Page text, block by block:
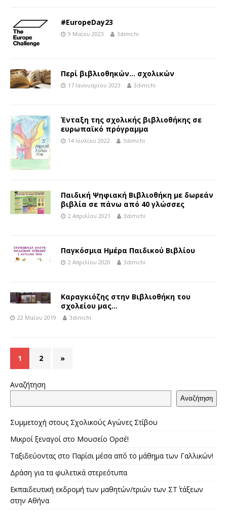
#EuropeDay23
9 Μαΐου 2023 3dimchi
Περί βιβλιοθηκών… σχολικών
17 Ιανουαρίου 2023 3dimchi
Ένταξη της σχολικής βιβλιοθήκης σε
ευρωπαϊκό πρόγραμμα
14 Ιουλίου 2022 3dimchi
Παιδική Ψηφιακή Βιβλιοθήκη με δωρεάν
βιβλία σε πάνω από 40 γλώσσες
2 Απριλίου 2021 3dimchi
Παγκόσμια Ημέρα Παιδικού Βιβλίου
2 Απριλίου 2020 3dimchi
Καραγκιόζης στην Βιβλιοθήκη του
σχολείου μας…
22 Μαΐου 2019 3dimchi
1 2 »
Αναζήτηση
Αναζήτηση
Συμμετοχή στους Σχολικούς Αγώνες Στίβου
Μικροί ξεναγοί στο Μουσείο Ορσέ!
Ταξιδεύοντας στο Παρίσι μέσα από το μάθημα των Γαλλικών!
Δράση για τα φυλετικά στερεότυπα
Εκπαιδευτική εκδρομή των μαθητών/τριών των ΣΤ΄ τάξεων
στην Αθήνα